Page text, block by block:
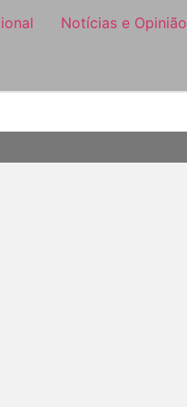
Notícias e Opinião